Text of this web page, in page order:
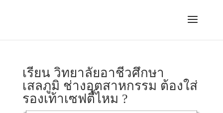
เรียน วิทยาลัยอาชีวศึกษา
เสลภูมิ ช่างอุตสาหกรรม ต้องใส่
รองเท้าเซฟตี้ไหม ?